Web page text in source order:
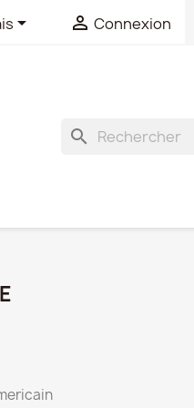
  Connexion
search